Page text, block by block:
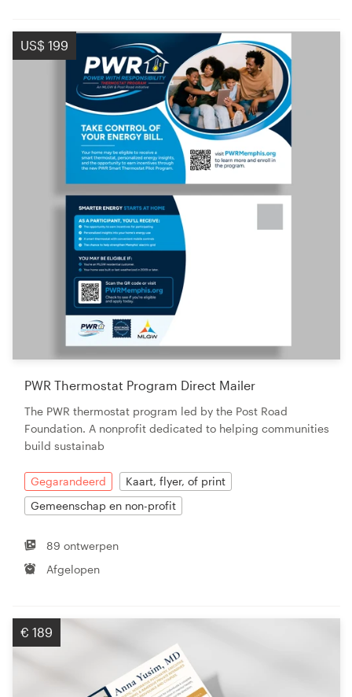
US$ 199
PWR Thermostat Program Direct Mailer
The PWR thermostat program led by the Post Road
Foundation. A nonprofit dedicated to helping communities
build sustainab
Gegarandeerd
Kaart, flyer, of print
Gemeenschap en non-profit
89 ontwerpen
Afgelopen
€ 189